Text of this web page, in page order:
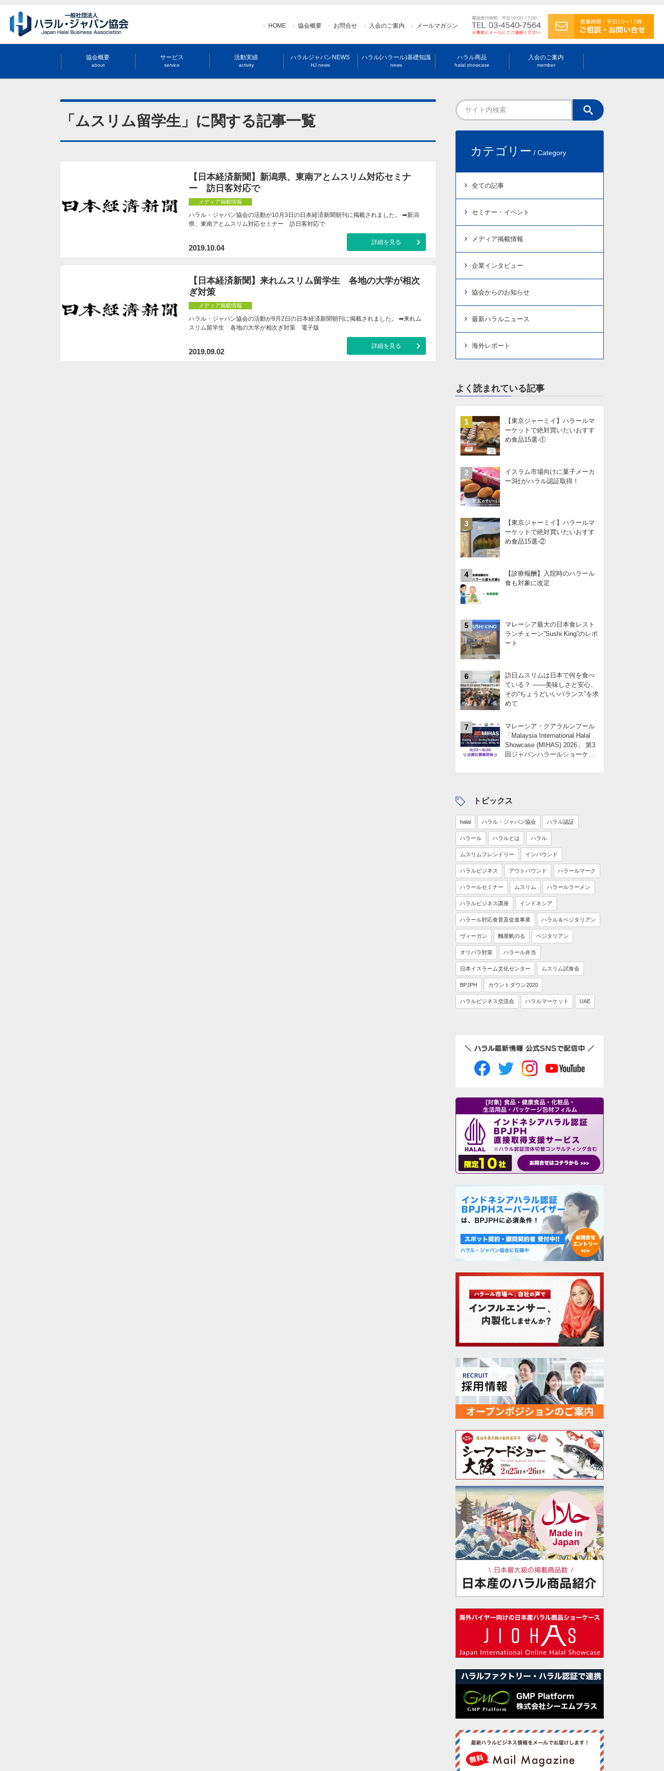
HOME 協会概要 お問合せ 入会のご案内 メールマガジン
協会概要
about
サービス
service
活動実績
activity
ハラルジャパンNEWS
HJ news
ハラル(ハラール)基礎知識
news
ハラル商品
halal showcase
入会のご案内
member
「ムスリム留学生」に関する記事一覧
【日本経済新聞】新潟県、東南アとムスリム対応セミナ
ー 訪日客対応で
メディア掲載情報
ハラル・ジャパン協会の活動が10月3日の日本経済新聞朝刊に掲載されました。 ➡新潟
県、東南アとムスリム対応セミナー 訪日客対応で
2019.10.04
詳細を見る
【日本経済新聞】来れムスリム留学生 各地の大学が相次
ぎ対策
メディア掲載情報
ハラル・ジャパン協会の活動が9月2日の日本経済新聞朝刊に掲載されました。 ➡来れム
スリム留学生 各地の大学が相次ぎ対策 電子版
2019.09.02
詳細を見る
カテゴリー / Category
全ての記事
セミナー・イベント
メディア掲載情報
企業インタビュー
協会からのお知らせ
最新ハラルニュース
海外レポート
よく読まれている記事
1
【東京ジャーミイ】ハラールマ
ーケットで絶対買いたいおすす
め食品15選-①
2
イスラム市場向けに菓子メーカ
ー3社がハラル認証取得！
3
【東京ジャーミイ】ハラールマ
ーケットで絶対買いたいおすす
め食品15選-②
4
【診療報酬】入院時のハラール
食も対象に改定
5
マレーシア最大の日本食レスト
ランチェーン”Sushi King”のレポ
ート
6
訪日ムスリムは日本で何を食べ
ている？ ――美味しさと安心、
その“ちょうどいいバランス”を求
めて
7
マレーシア・クアラルンプール
「Malaysia International Halal
Showcase (MIHAS) 2026」 第3
回ジャパンハラールショーケー
トピックス
halal ハラル・ジャパン協会 ハラル認証
ハラール ハラルとは ハラル
ムスリムフレンドリー インバウンド
ハラルビジネス アウトバウンド ハラールマーク
ハラールセミナー ムスリム ハラールラーメン
ハラルビジネス講座 インドネシア
ハラール対応食普及促進事業 ハラル＆ベジタリアン
ヴィーガン 麵屋帆のる ベジタリアン
オリパラ対策 ハラール弁当
日本イスラーム文化センター ムスリム試食会
BPJPH カウントダウン2020
ハラルビジネス交流会 ハラルマーケット UAE